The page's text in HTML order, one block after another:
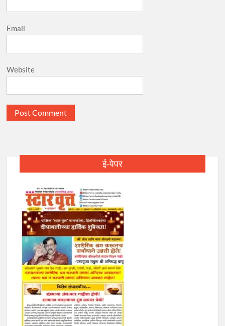
Email
Website
ई-पेपर